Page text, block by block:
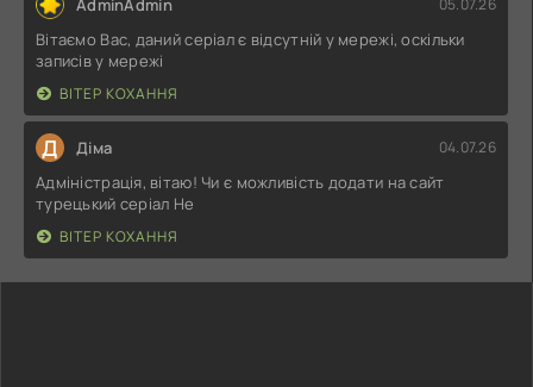
AdminAdmin 05.07.26
Вітаємо Вас, даний серіал є відсутній у мережі, оскільки
записів у мережі
ВІТЕР КОХАННЯ
Д Діма 04.07.26
Адміністрація, вітаю! Чи є можливість додати на сайт
турецький серіал Не
ВІТЕР КОХАННЯ